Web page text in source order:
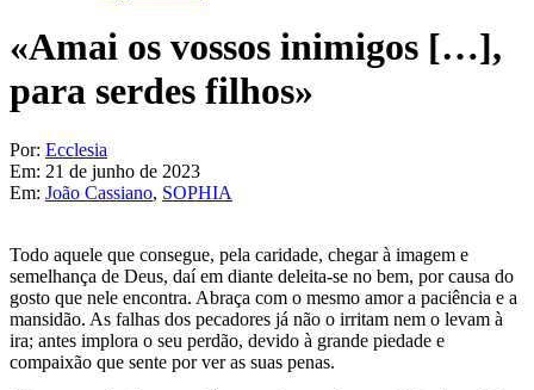
«Amai os vossos inimigos […],
para serdes filhos»
Por: Ecclesia
Em: 21 de junho de 2023
Em: João Cassiano, SOPHIA
Todo aquele que consegue, pela caridade, chegar à imagem e
semelhança de Deus, daí em diante deleita-se no bem, por causa do
gosto que nele encontra. Abraça com o mesmo amor a paciência e a
mansidão. As falhas dos pecadores já não o irritam nem o levam à
ira; antes implora o seu perdão, devido à grande piedade e
compaixão que sente por ver as suas penas.